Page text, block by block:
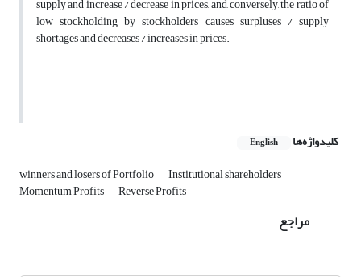
supply and increase / decrease in prices, and, conversely, the ratio of
low stockholding by stockholders causes surpluses / supply
shortages and decreases / increases in prices.
کلیدواژه‌ها English
winners and losers of Portfolio Institutional shareholders
Momentum Profits Reverse Profits
مراجع